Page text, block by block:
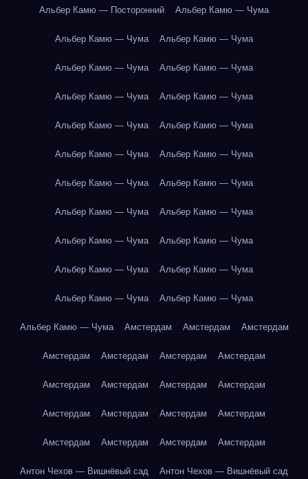
Альбер Камю — Посторонний Альбер Камю — Чума
Альбер Камю — Чума Альбер Камю — Чума
Альбер Камю — Чума Альбер Камю — Чума
Альбер Камю — Чума Альбер Камю — Чума
Альбер Камю — Чума Альбер Камю — Чума
Альбер Камю — Чума Альбер Камю — Чума
Альбер Камю — Чума Альбер Камю — Чума
Альбер Камю — Чума Альбер Камю — Чума
Альбер Камю — Чума Альбер Камю — Чума
Альбер Камю — Чума Альбер Камю — Чума
Альбер Камю — Чума Альбер Камю — Чума
Альбер Камю — Чума Амстердам Амстердам Амстердам
Амстердам Амстердам Амстердам Амстердам
Амстердам Амстердам Амстердам Амстердам
Амстердам Амстердам Амстердам Амстердам
Амстердам Амстердам Амстердам Амстердам
Антон Чехов — Вишнёвый сад Антон Чехов — Вишнёвый сад